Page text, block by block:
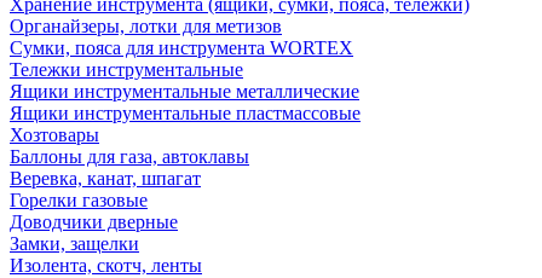
Хранение инструмента (ящики, сумки, пояса, тележки)
Органайзеры, лотки для метизов
Сумки, пояса для инструмента WORTEX
Тележки инструментальные
Ящики инструментальные металлические
Ящики инструментальные пластмассовые
Хозтовары
Баллоны для газа, автоклавы
Веревка, канат, шпагат
Горелки газовые
Доводчики дверные
Замки, защелки
Изолента, скотч, ленты